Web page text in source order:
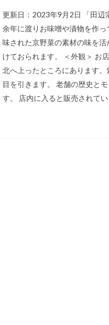
更新日：2023年9月2日 「田辺
余年に渡りお味噌や漬物を作
味された京野菜の素材の味を
けておられます。 ＜外観＞ お
北へ上ったところにあります
目を引きます。 老舗の歴史と
す。 店内に入ると販売されて